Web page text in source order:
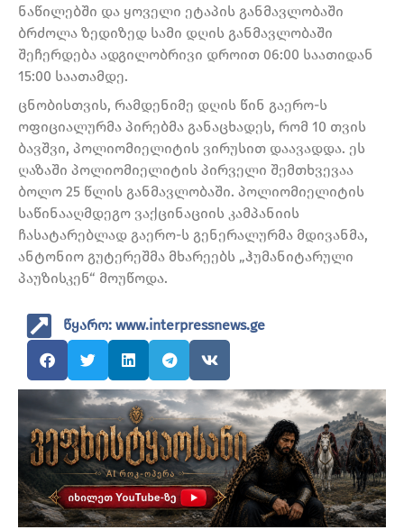
ნაწილებში და ყოველი ეტაპის განმავლობაში
ბრძოლა ზედიზედ სამი დღის განმავლობაში
შეჩერდება ადგილობრივი დროით 06:00 საათიდან
15:00 საათამდე.
ცნობისთვის, რამდენიმე დღის წინ გაერო-ს
ოფიციალურმა პირებმა განაცხადეს, რომ 10 თვის
ბავშვი, პოლიომიელიტის ვირუსით დაავადდა. ეს
ღაზაში პოლიომიელიტის პირველი შემთხვევაა
ბოლო 25 წლის განმავლობაში. პოლიომიელიტის
საწინააღმდეგო ვაქცინაციის კამპანიის
ჩასატარებლად გაერო-ს გენერალურმა მდივანმა,
ანტონიო გუტერეშმა მხარეებს „ჰუმანიტარული
პაუზისკენ“ მოუწოდა.
წყარო: www.interpressnews.ge